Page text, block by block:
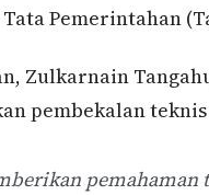
Pemerintahan
Zulkarnain
pembekalan
pemahaman